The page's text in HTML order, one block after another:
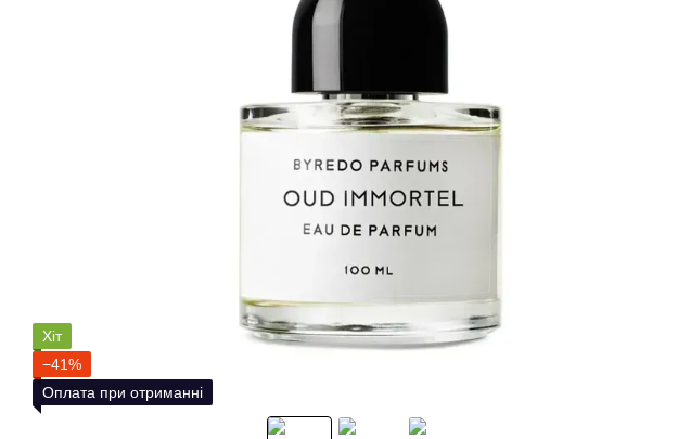
Хіт
−41%
Оплата при отриманні